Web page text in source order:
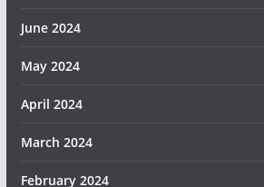
June 2024
May 2024
April 2024
March 2024
February 2024